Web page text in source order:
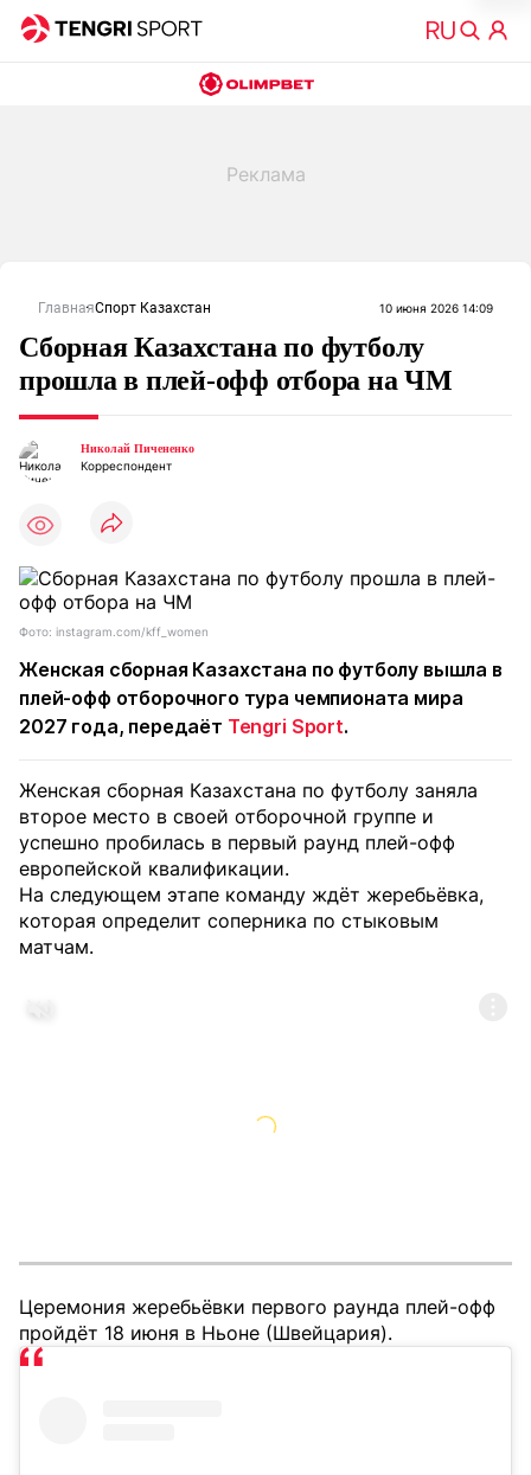
ГлавнаяСпорт Казахстан 10 июня 2026 14:09
Сборная Казахстана по футболу
прошла в плей-офф отбора на ЧМ
Николай Пичененко
Корреспондент
Фото: instagram.com/kff_women
Женская сборная Казахстана по футболу вышла в
плей-офф отборочного тура чемпионата мира
2027 года, передаёт Tengri Sport.
Женская сборная Казахстана по футболу заняла
второе место в своей отборочной группе и
успешно пробилась в первый раунд плей-офф
европейской квалификации.
На следующем этапе команду ждёт жеребьёвка,
которая определит соперника по стыковым
матчам.
Церемония жеребьёвки первого раунда плей-офф
пройдёт 18 июня в Ньоне (Швейцария).